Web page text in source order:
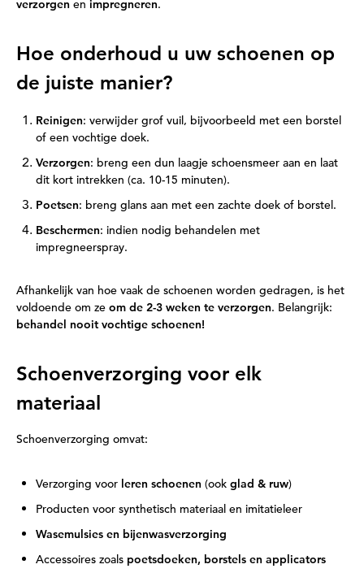
verzorgen en impregneren.
Hoe onderhoud u uw schoenen op
de juiste manier?
Reinigen: verwijder grof vuil, bijvoorbeeld met een borstel
of een vochtige doek.
Verzorgen: breng een dun laagje schoensmeer aan en laat
dit kort intrekken (ca. 10-15 minuten).
Poetsen: breng glans aan met een zachte doek of borstel.
Beschermen: indien nodig behandelen met
impregneerspray.
Afhankelijk van hoe vaak de schoenen worden gedragen, is het
voldoende om ze om de 2-3 weken te verzorgen. Belangrijk:
behandel nooit vochtige schoenen!
Schoenverzorging voor elk
materiaal
Schoenverzorging omvat:
Verzorging voor leren schoenen (ook glad & ruw)
Producten voor synthetisch materiaal en imitatieleer
Wasemulsies en bijenwasverzorging
Accessoires zoals poetsdoeken, borstels en applicators